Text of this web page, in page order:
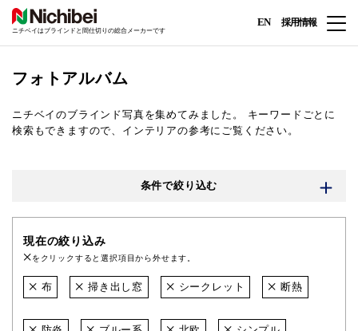
ニチベイはブラインドと間仕切りの総合メーカーです
EN 採用情報
フォトアルバム
ニチベイのブラインド写真を集めてみました。
キーワードごとに
検索もできますので、インテリアの参考にご覧ください。
条件で絞り込む
現在の絞り込み
をクリックすると選択項目から外せます。
布 掃き出し窓 シークレット 断熱